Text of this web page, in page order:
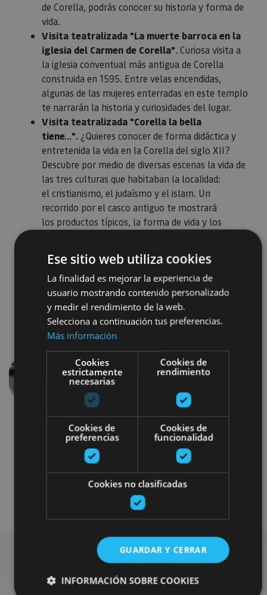
de Corella, podrás conocer su historia y forma de
vida.
Visita teatralizada "La muerte barroca en la
iglesia del Carmen de Corella". Curiosa visita a
la iglesia conventual más antigua de Corella
construida en 1595. Entre velas encendidas,
algunas de las mujeres enterradas en este templo
te narrarán la historia y curiosidades del lugar.
Visita teatralizada "Corella la bella
tiene…". ¿Quieres conocer de forma didáctica y
entretenida la vida en la Corella del siglo XII?
Descubre por medio de diversas escenas la vida de
las tres culturas que habitaban la localidad:
el cristianismo, el judaísmo y el islam. Un
recorrido por el casco antiguo te mostrará
los productos típicos, la forma de vida y los
Visitas teatralizadas
Ese sitio web utiliza cookies
La finalidad es mejorar la experiencia de
usuario mostrando contenido personalizado
y medir el rendimiento de la web.
Selecciona a continuación tus preferencias.
Más información
Cookies
estrictamente
necesarias
Cookies de
rendimiento
Cookies de
preferencias
Cookies de
funcionalidad
Cookies no clasificadas
GUARDAR Y CERRAR
INFORMACIÓN SOBRE COOKIES